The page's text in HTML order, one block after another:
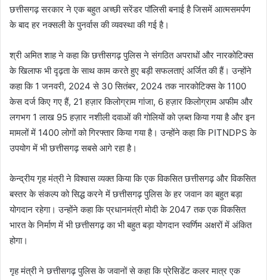
छत्तीसगढ़ सरकार ने एक बहुत अच्छी सरेंडर पॉलिसी बनाई है जिसमें आत्मसमर्पण
के बाद हर नक्सली के पुनर्वास की व्यवस्था की गई है।
श्री अमित शाह ने कहा कि छत्तीसगढ़ पुलिस ने संगठित अपराधों और नारकोटिक्स
के खिलाफ भी दृढ़ता के साथ काम करते हुए बड़ी सफलताएं अर्जित की हैं। उन्होंने
कहा कि 1 जनवरी, 2024 से 30 सितंबर, 2024 तक नारकोटिक्स के 1100
केस दर्ज किए गए हैं, 21 हज़ार किलोग्राम गांजा, 6 हज़ार किलोग्राम अफीम और
लगभग 1 लाख 95 हज़ार नशीली दवाओं की गोलियों को ज़ब्त किया गया है और इन
मामलों में 1400 लोगों को गिरफ्तार किया गया है। उन्होंने कहा कि PITNDPS के
उपयोग में भी छत्तीसगढ़ सबसे आगे रहा है।
केन्द्रीय गृह मंत्री ने विश्वास व्यक्त किया कि एक विकसित छत्तीसगढ़ और विकसित
बस्तर के संकल्प को सिद्ध करने में छत्तीसगढ़ पुलिस के हर जवान का बहुत बड़ा
योगदान रहेगा। उन्होंने कहा कि प्रधानमंत्री मोदी के 2047 तक एक विकसित
भारत के निर्माण में भी छत्तीसगढ़ का भी बहुत बड़ा योगदान स्वर्णिम अक्षरों में अंकित
होगा।
गृह मंत्री ने छत्तीसगढ़ पुलिस के जवानों से कहा कि प्रेसिडेंट कलर मात्र एक